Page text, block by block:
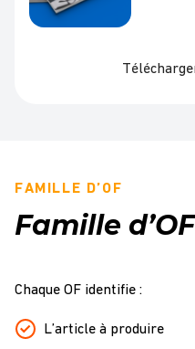
FAMILLE D’OF
Famille d’OF
Chaque OF identifie :
L’article à produire